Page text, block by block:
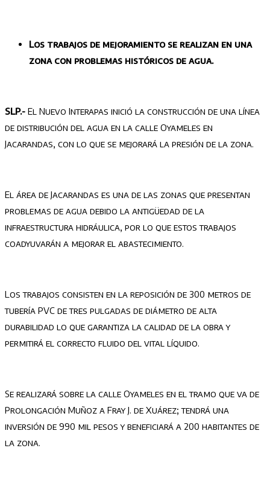
Los trabajos de mejoramiento se realizan en una
zona con problemas históricos de agua.
SLP.- El Nuevo Interapas inició la construcción de una línea
de distribución del agua en la calle Oyameles en
Jacarandas, con lo que se mejorará la presión de la zona.
El área de Jacarandas es una de las zonas que presentan
problemas de agua debido la antigüedad de la
infraestructura hidráulica, por lo que estos trabajos
coadyuvarán a mejorar el abastecimiento.
Los trabajos consisten en la reposición de 300 metros de
tubería PVC de tres pulgadas de diámetro de alta
durabilidad lo que garantiza la calidad de la obra y
permitirá el correcto fluido del vital líquido.
Se realizará sobre la calle Oyameles en el tramo que va de
Prolongación Muñoz a Fray J. de Xuárez; tendrá una
inversión de 990 mil pesos y beneficiará a 200 habitantes de
la zona.